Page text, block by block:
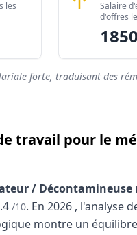
1722 €
1850 €
les
Salaire
d'offres
forte, traduisant des
travail pour le
/
/10. En 2026 , l'analyse
montre un